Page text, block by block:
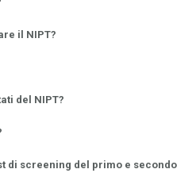
il NIPT?
del NIPT?
di screening del primo e secondo